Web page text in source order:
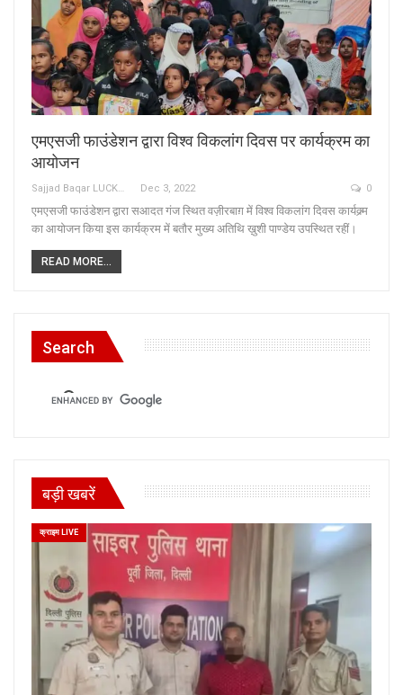
एमएसजी फाउंडेशन द्वारा विश्व विकलांग दिवस पर कार्यक्रम का
आयोजन
Sajjad Baqar LUCKNOW Dec 3, 2022 0
एमएसजी फाउंडेशन द्वारा सआदत गंज स्थित वज़ीरबाग़ में विश्व विकलांग दिवस कार्यक्र्म
का आयोजन किया इस कार्यक्रम में बतौर मुख्य अतिथि ख़ुशी पाण्डेय उपस्थित रहीं।
READ MORE...
Search
बड़ी खबरें
क्राइम LIVE